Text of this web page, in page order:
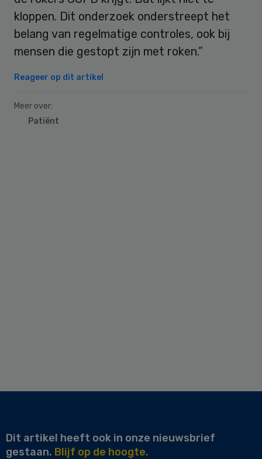
kloppen. Dit onderzoek onderstreept het
belang van regelmatige controles, ook bij
mensen die gestopt zijn met roken.”
Reageer op dit artikel
Meer over:
Patiënt
Dit artikel heeft ook in onze nieuwsbrief
gestaan. Blijf op de hoogte.